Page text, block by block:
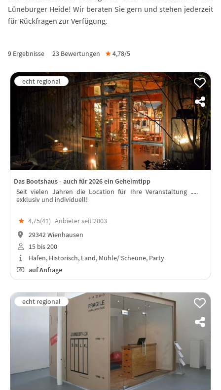
Lüneburger Heide! Wir beraten Sie gern und stehen jederzeit
für Rückfragen zur Verfügung.
9 Ergebnisse 23 Bewertungen ★4,78/5
Das Bootshaus - auch für 2026 ein Geheimtipp
Seit vielen Jahren die Location für Ihre Veranstaltung .....
exklusiv und individuell!
★ 4,75(41) Anbieter seit 2003
29342 Wienhausen
15 bis 200
Hafen, Historisch, Land, Mühle/ Scheune, Party
auf Anfrage